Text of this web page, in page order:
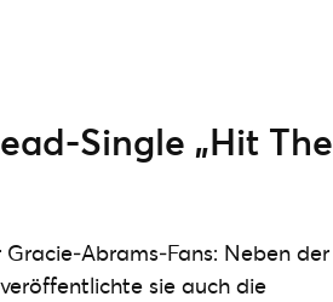
Single „Hit The
Neben der
veröffentlichte sie auch die